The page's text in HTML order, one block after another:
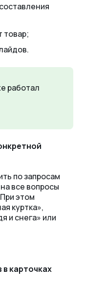
товар;
работал
по запросам
все вопросы
этом
куртка»,
и снега» или
карточках